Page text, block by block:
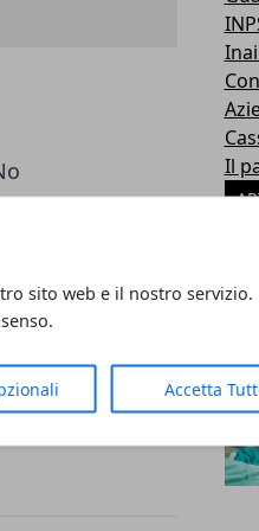
sito web e il nostro servizio.
Accetta
Il